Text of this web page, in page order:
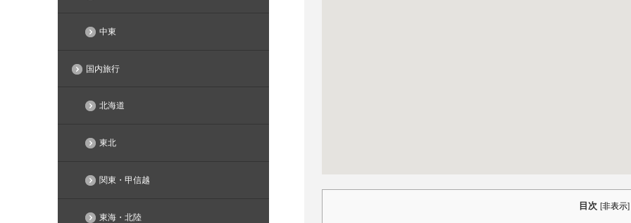
目次 [非表示]
中東
国内旅行
北海道
東北
関東・甲信越
東海・北陸